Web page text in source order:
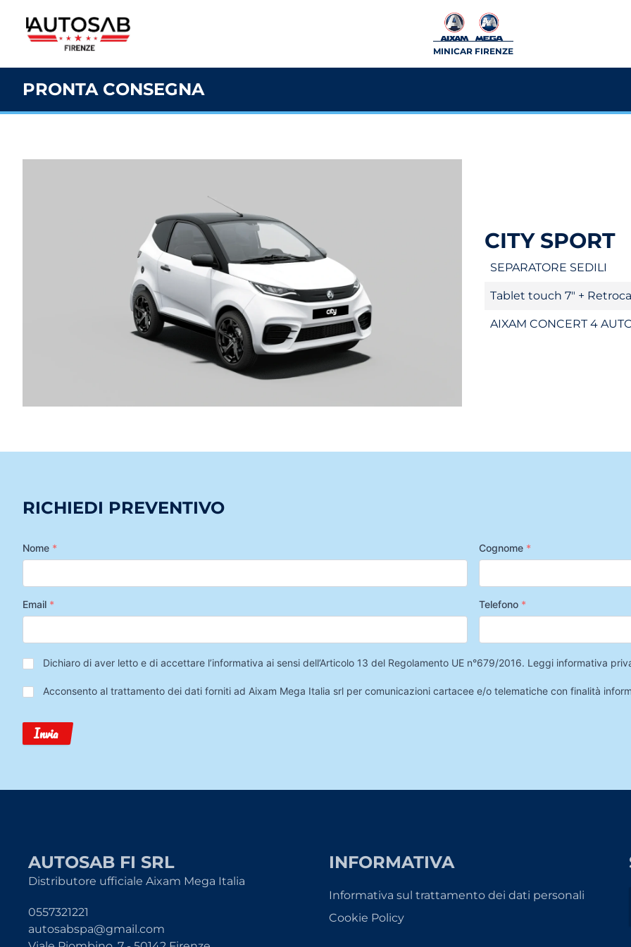
MINICAR FIRENZE
PRONTA CONSEGNA
CITY SPORT
SEPARATORE SEDILI
Tablet touch 7" +
AIXAM CONCERT 4
RICHIEDI PREVENTIVO
Nome * Cognome *
Email * Telefono *
Privacy*
Dichiaro di aver letto e di accettare l’informativa ai sensi dell’Articolo 13 del Regolamento UE n°679/2016. Leggi informativa
Trattamento
Dati
Acconsento al trattamento dei dati forniti ad Aixam Mega Italia srl per comunicazioni cartacee e/o telematiche con finalità
Invia
AUTOSAB FI SRL
Distributore ufficiale Aixam Mega Italia
0557321221
autosabspa@gmail.com
INFORMATIVA
Informativa sul trattamento dei dati personali
Cookie Policy